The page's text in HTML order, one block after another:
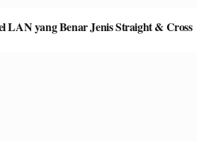
LAN yang Benar Jenis Straight & Cross